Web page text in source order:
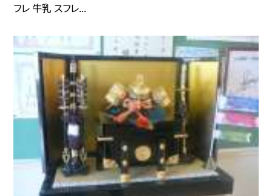
フレ 牛乳 スフレ...